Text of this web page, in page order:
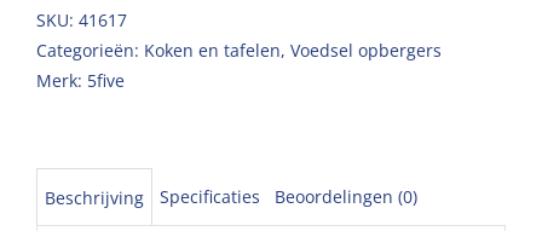
SKU: 41617
Categorieën: Koken en tafelen, Voedsel opbergers
Merk: 5five
Beschrijving Specificaties Beoordelingen (0)